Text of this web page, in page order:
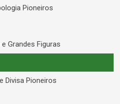
Pioneiros
Grandes Figuras
Divisa Pioneiros